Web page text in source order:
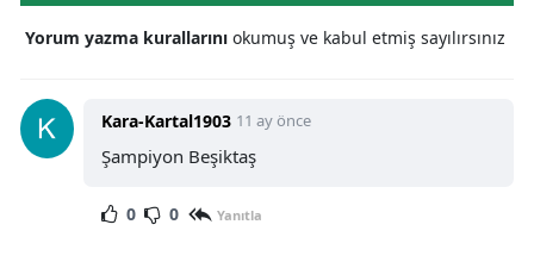
Yorum yazma kurallarını okumuş ve kabul etmiş sayılırsınız
Kara-Kartal1903 11 ay önce
Şampiyon Beşiktaş
0 0 Yanıtla